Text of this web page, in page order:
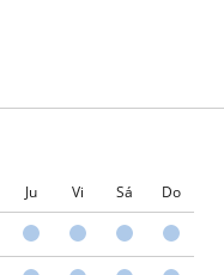
Ju Vi Sá Do